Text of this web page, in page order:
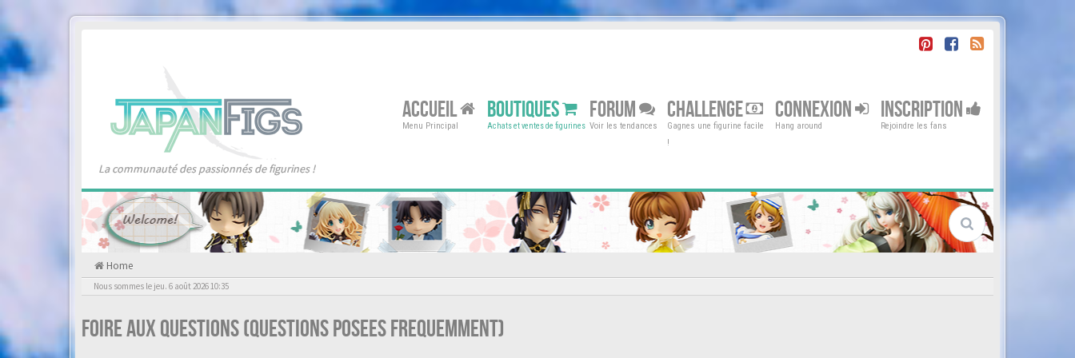
La communauté des passionnés de figurines !
ACCUEIL
Menu Principal
BOUTIQUES
Achats et ventes de figurines
FORUM
Voir les tendances
CHALLENGE
Gagnes une figurine facile
!
CONNEXION
Hang around
INSCRIPTION
Rejoindre les fans
Home
Nous sommes le jeu. 6 août 2026 10:35
Foire aux questions (Questions posees frequemment)